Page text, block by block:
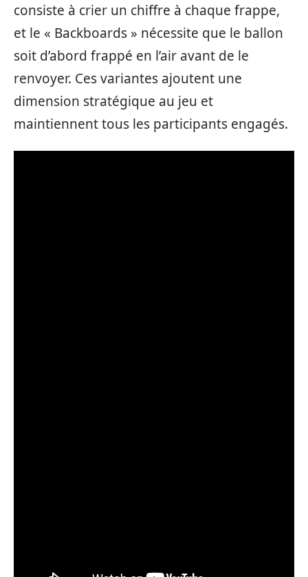
consiste à crier un chiffre à chaque frappe,
et le « Backboards » nécessite que le ballon
soit d’abord frappé en l’air avant de le
renvoyer. Ces variantes ajoutent une
dimension stratégique au jeu et
maintiennent tous les participants engagés.